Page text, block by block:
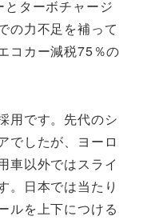
ターボチャージ
の力不足を補って
コカー減税75％の
用です。先代のシ
でしたが、ヨーロ
車以外ではスライ
。日本では当たり
ルを上下につける